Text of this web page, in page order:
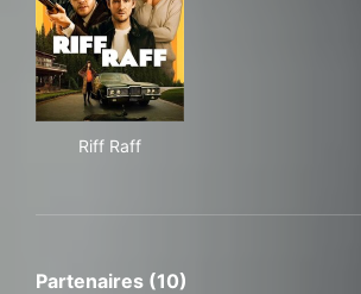
Riff Raff
Partenaires (10)